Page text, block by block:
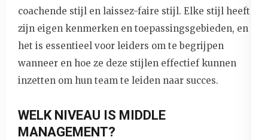
coachende stijl en laissez-faire stijl. Elke stijl heeft
zijn eigen kenmerken en toepassingsgebieden, en
het is essentieel voor leiders om te begrijpen
wanneer en hoe ze deze stijlen effectief kunnen
inzetten om hun team te leiden naar succes.
WELK NIVEAU IS MIDDLE
MANAGEMENT?